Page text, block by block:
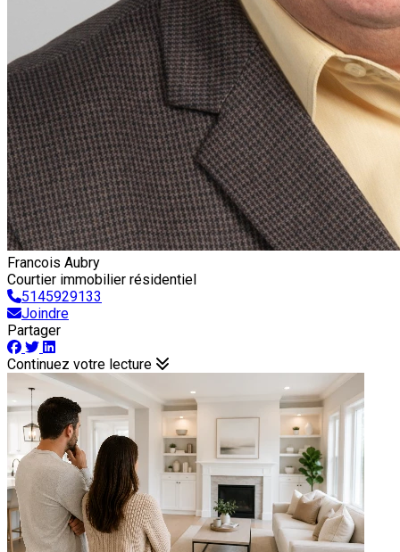
Francois Aubry
Courtier immobilier résidentiel
5145929133
Joindre
Partager
Continuez votre lecture